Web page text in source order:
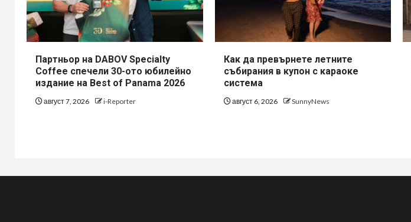
Партньор на DABOV Specialty
Coffee спечели 30-ото юбилейно
издание на Best of Panama 2026
август 7, 2026 i-Reporter
Как да превърнете летните
събирания в купон с караоке
система
август 6, 2026 SunnyNews